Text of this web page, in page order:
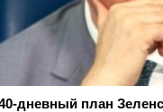
дневный план